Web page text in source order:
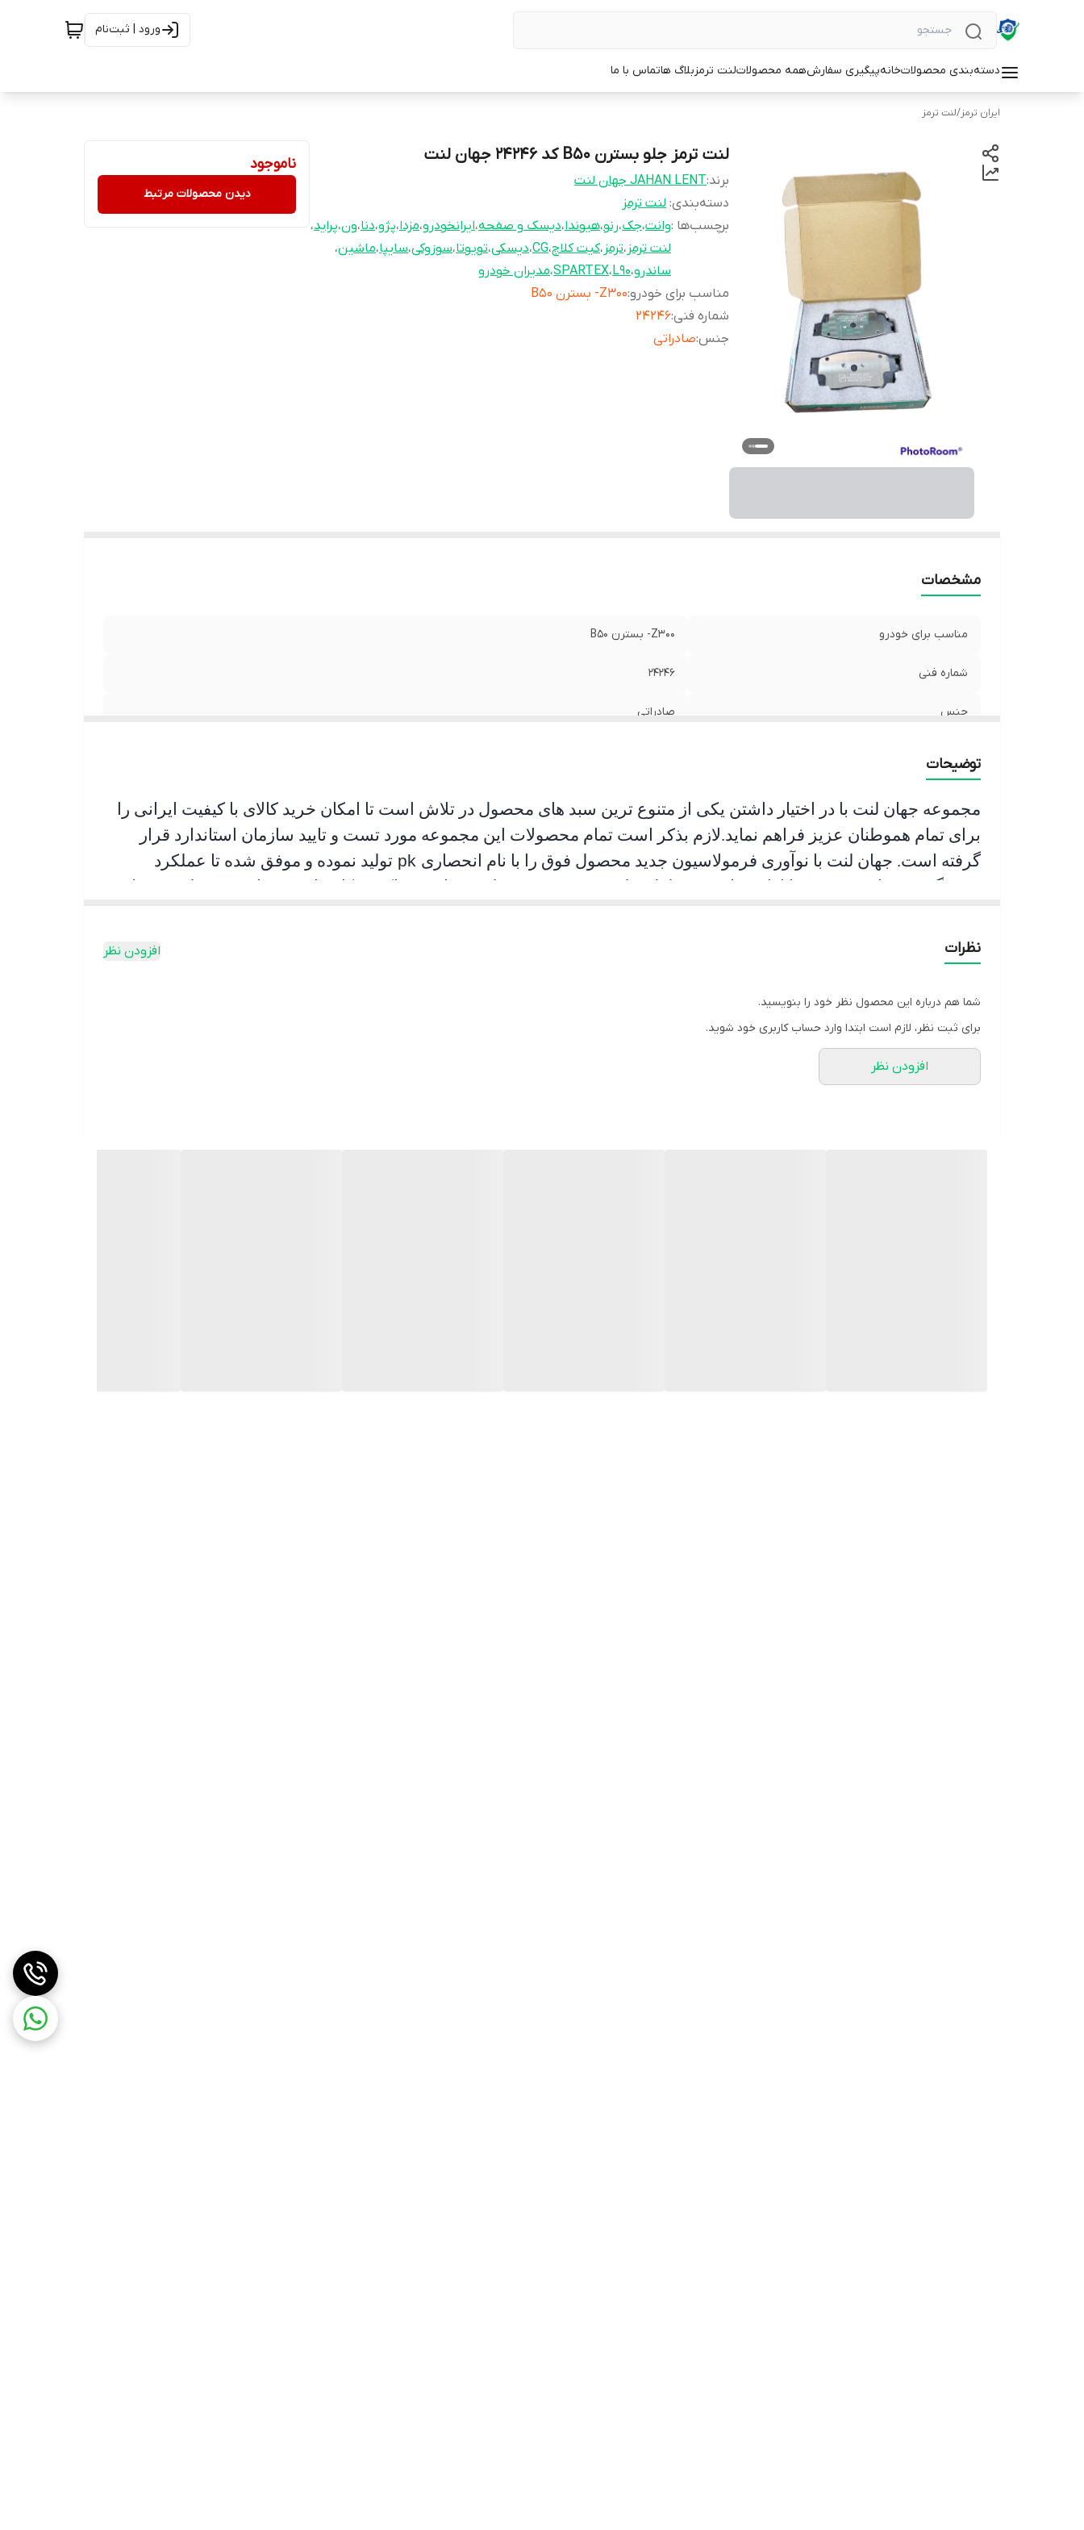
ورود | ثبت‌نام
دسته‌بندی محصولاتخانهپیگیری سفارشهمه محصولاتلنت ترمزبلاگ هاتماس با ما
ایران ترمز/لنت ترمز
لنت ترمز جلو بسترن B50 کد 24246 جهان لنت
برند:JAHAN LENT جهان لنت
دسته‌بندی: لنت ترمز
برچسب‌ها :وانت،جک،رنو،هیوندا،دیسک و صفحه،ایرانخودرو،مزدا،پژو،دنا،ون،پراید،
لنت ترمز ،ترمز ،کیت کلاچ،CG،دیسکی،تویوتا،سوزوکی،سایپا،ماشین،
ساندرو،L90،SPARTEX،مدیران خودرو
مناسب برای خودرو:Z300- بسترن B50
شماره فنی:
24246
جنس:صادراتی
ناموجود
دیدن محصولات مرتبط
مشخصات
مناسب برای خودرو Z300- بسترن B50
شماره فنی 24246
جنس صادراتی
توضیحات
مجموعه جهان لنت با در اختیار داشتن یکی از متنوع ترین سبد های محصول در تلاش است تا امکان خرید کالای با کیفیت ایرانی را
برای تمام هموطنان عزیز فراهم نماید.لازم بذکر است تمام محصولات این مجموعه مورد تست و تایید سازمان استاندارد قرار
گرفته است. جهان لنت با نوآوری فرمولاسیون جدید محصول فوق را با نام انحصاری pk تولید نموده و موفق شده تا عملکرد
جشمگیر و رضایت بخشی را ارائه نماید. محصلول تولید شده موفق به جلب رضایت حداکثری کاربران شده است به طوری پیمایش
اقدام به ترمز گیری می نماید.
نظرات افزودن نظر
شما هم درباره این محصول نظر خود را بنویسید.
برای ثبت نظر، لازم است ابتدا وارد حساب کاربری خود شوید.
افزودن نظر